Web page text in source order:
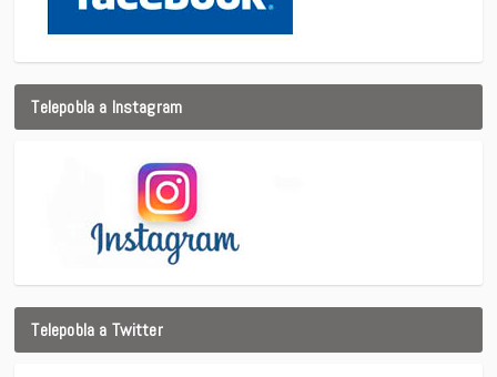
Telepobla a Instagram
Telepobla a Twitter